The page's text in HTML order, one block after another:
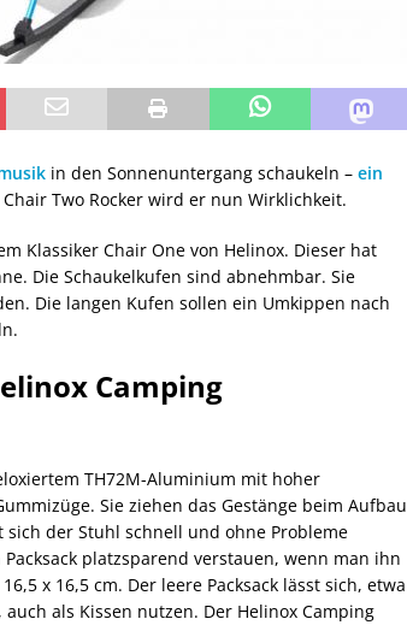
in den Sonnenuntergang schaukeln – ein
Two Rocker wird er nun Wirklichkeit.
Klassiker Chair One von Helinox. Dieser hat
Die Schaukelkufen sind abnehmbar. Sie
Die langen Kufen sollen ein Umkippen nach
Camping
TH72M-Aluminium mit hoher
Sie ziehen das Gestänge beim Aufbau
der Stuhl schnell und ohne Probleme
platzsparend verstauen, wenn man ihn
x 16,5 cm. Der leere Packsack lässt sich, etwa
als Kissen nutzen. Der Helinox Camping